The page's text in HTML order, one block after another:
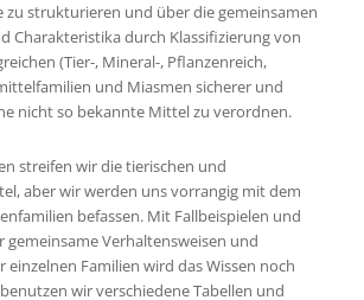
zu strukturieren und über die gemeinsamen
Charakteristika durch Klassifizierung von
(Tier-, Mineral-, Pflanzenreich,
und Miasmen sicherer und
nicht so bekannte Mittel zu verordnen.
streifen wir die tierischen und
aber wir werden uns vorrangig mit dem
befassen. Mit Fallbeispielen und
gemeinsame Verhaltensweisen und
einzelnen Familien wird das Wissen noch
wir verschiedene Tabellen und